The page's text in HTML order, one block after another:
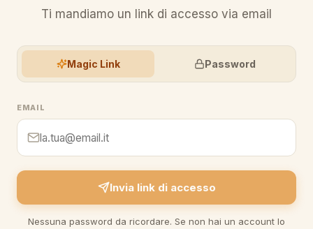
Ti mandiamo un link di accesso via email
Magic Link Password
EMAIL
Invia link di accesso
Nessuna password da ricordare. Se non hai un account lo